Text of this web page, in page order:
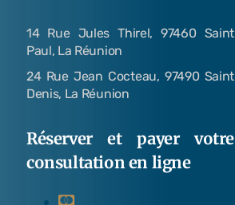
14 Rue Jules Thirel, 97460 Saint
Paul, La Réunion
24 Rue Jean Cocteau, 97490 Saint
Denis, La Réunion
Réserver et payer votre
consultation en ligne